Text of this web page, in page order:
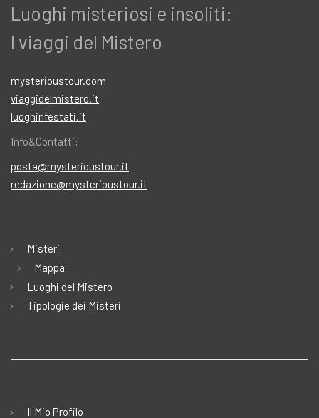
Luoghi misteriosi e insoliti:
I viaggi del Mistero
mysterioustour.com
viaggidelmistero.it
luoghinfestati.it
Info&Contatti:
posta@mysterioustour.it
redazione@mysterioustour.it
Misteri
Mappa
Luoghi del Mistero
Tipologie dei Misteri
Il Mio Profilo